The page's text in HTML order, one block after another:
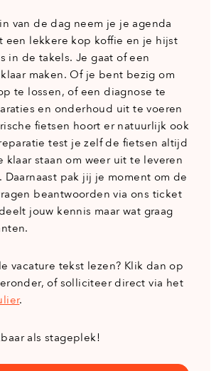
van de dag neem je je agenda
een lekkere kop koffie en je hijst
in de takels. Je gaat of een
maken. Of je bent bezig om
te lossen, of een diagnose te
en onderhoud uit te voeren
fietsen hoort er natuurlijk ook
test je zelf de fietsen altijd
klaar staan om weer uit te leveren
Daarnaast pak jij je moment om de
beantwoorden via ons ticket
jouw kennis maar wat graag
vacature tekst lezen? Klik dan op
of solliciteer direct via het
.
als stageplek!